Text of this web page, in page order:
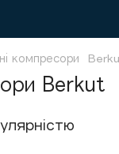
компресори
Berkut